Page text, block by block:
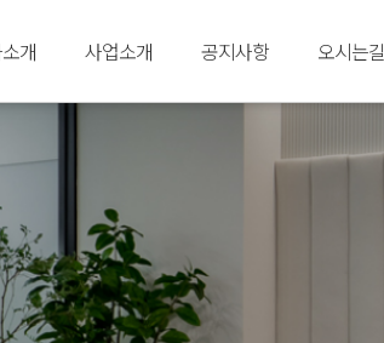
개 사업소개 공지사항 오시는길